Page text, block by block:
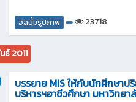
อัลบั้มรูปภาพ 23718
2011
บรรยาย MIS ให้กับนักศึกษา
บริหารฯอาชีวศึกษา มหาวิทย